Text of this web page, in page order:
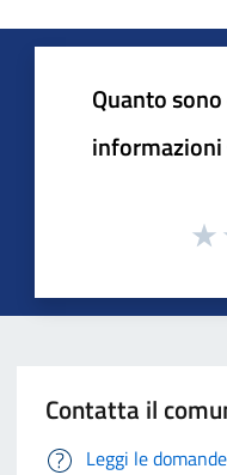
Quanto
informazioni
Contatta il
Leggi le